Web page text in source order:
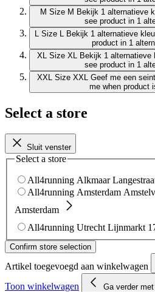
M Size M Bekijk 1 alternatieve
see product in 1
L Size L Bekijk 1 alternatieve
product in 1
XL Size XL Bekijk 1 alternatieve
see product in 1
XXL Size XXL Geef me een
me when product
Select a store
Sluit venster
Select a store
All4running Alkmaar
All4running Amsterdam
Amsterdam
All4running Utrecht Lijnmarkt
Confirm store selection
Artikel toegevoegd aan winkelwagen
Toon winkelwagen Ga verder